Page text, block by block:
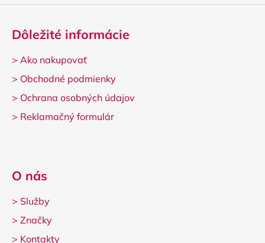
Dôležité informácie
> Ako nakupovať
> Obchodné podmienky
> Ochrana osobných údajov
> Reklamačný formulár
O nás
> Služby
> Značky
> Kontakty